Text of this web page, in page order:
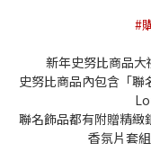
#
新年史努比商品
史努比商品內包含「
聯名飾品都有附贈精緻
香氛片套